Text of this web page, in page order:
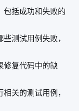
包括成功和失败的
测试用例失败，
修复代码中的缺
关的测试用例，